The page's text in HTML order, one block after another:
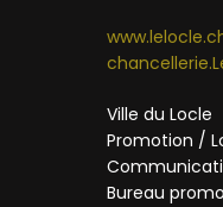
Ville du Locle
Promotion /
Bureau